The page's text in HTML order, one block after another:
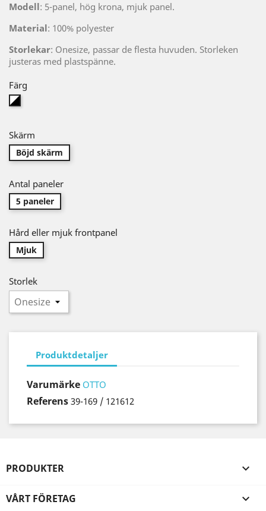
Modell: 5-panel, hög krona, mjuk panel.
Material: 100% polyester
Storlekar: Onesize, passar de flesta huvuden. Storleken
justeras med plastspänne.
Färg
Skärm
Böjd skärm
Antal paneler
5 paneler
Hård eller mjuk frontpanel
Mjuk
Storlek
Produktdetaljer
Varumärke OTTO
Referens 39-169 / 121612
PRODUKTER 
VÅRT FÖRETAG 